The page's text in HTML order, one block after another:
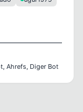
Ahrefs, Diger Bot